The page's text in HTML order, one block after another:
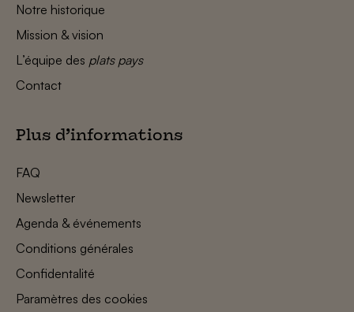
Notre historique
Mission & vision
L’équipe des plats pays
Contact
Plus d’informations
FAQ
Newsletter
Agenda & événements
Conditions générales
Confidentalité
Paramètres des cookies